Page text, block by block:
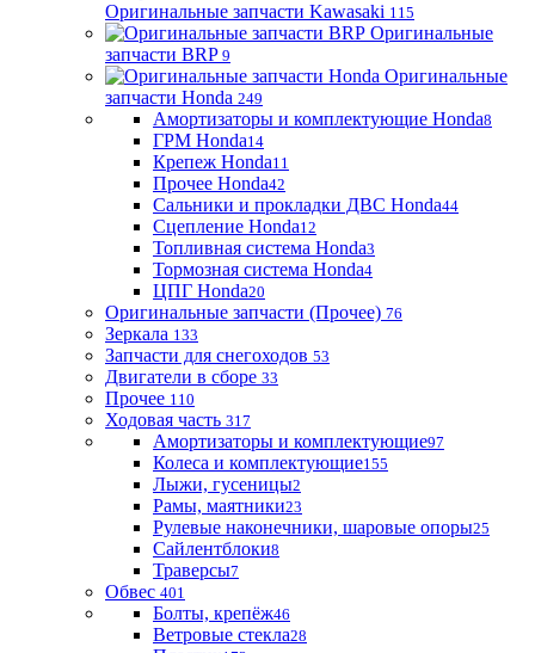
Оригинальные запчасти Kawasaki 115
Оригинальные
запчасти BRP 9
Оригинальные
запчасти Honda 249
Амортизаторы и комплектующие Honda8
ГРМ Honda14
Крепеж Honda11
Прочее Honda42
Сальники и прокладки ДВС Honda44
Сцепление Honda12
Топливная система Honda3
Тормозная система Honda4
ЦПГ Honda20
Оригинальные запчасти (Прочее) 76
Зеркала 133
Запчасти для снегоходов 53
Двигатели в сборе 33
Прочее 110
Ходовая часть 317
Амортизаторы и комплектующие97
Колеса и комплектующие155
Лыжи, гусеницы2
Рамы, маятники23
Рулевые наконечники, шаровые опоры25
Сайлентблоки8
Траверсы7
Обвес 401
Болты, крепёж46
Ветровые стекла28